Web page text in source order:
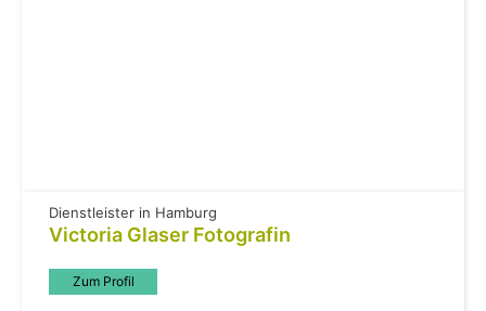
Dienstleister in Hamburg
Victoria Glaser Fotografin
Zum Profil